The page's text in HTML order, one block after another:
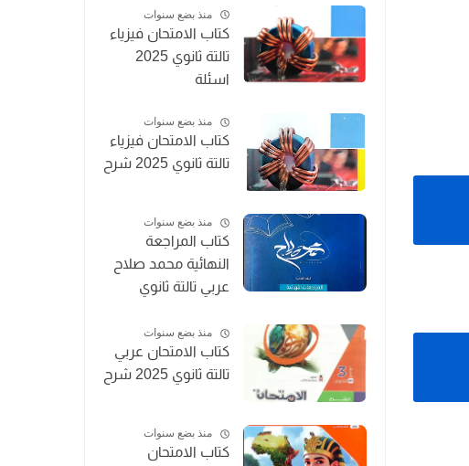
منذ بضع سنوات
كتاب الامتحان فيزياء
تالتة ثانوي 2025
اسئلة
منذ بضع سنوات
كتاب الامتحان فيزياء
تالتة ثانوي 2025 شرح
منذ بضع سنوات
كتاب المراجعة
النهائية محمد صلاح
عربي تالتة ثانوي
منذ بضع سنوات
كتاب الامتحان عربي
تالتة ثانوي 2025 شرح
منذ بضع سنوات
كتاب الامتحان